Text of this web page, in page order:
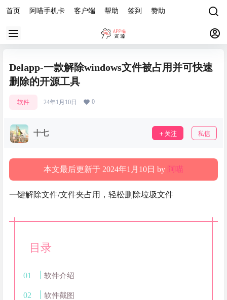
首页 阿喵手机卡 客户端 帮助 签到 赞助
Delapp-一款解除windows文件被占用并可快速
删除的开源工具
软件 24年1月10日 0
十七 关注 私信
本文最后更新于 2024年1月10日 by 阿喵
一键解除文件/文件夹占用，轻松删除垃圾文件
目录
软件介绍
软件截图